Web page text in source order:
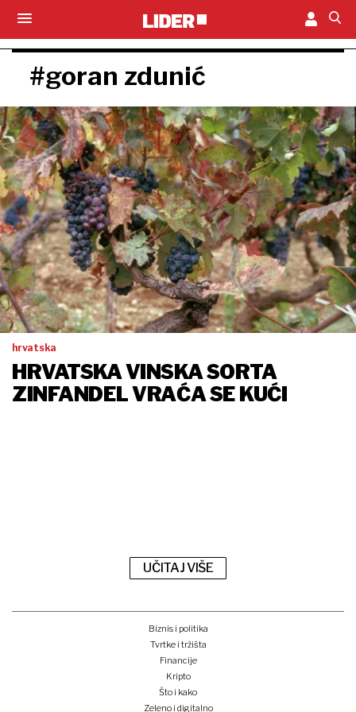
#goran zdunić
hrvatska
HRVATSKA VINSKA SORTA
ZINFANDEL VRAĆA SE KUĆI
UČITAJ VIŠE
Biznis i politika
Tvrtke i tržišta
Financije
Kripto
Što i kako
Zeleno i digitalno